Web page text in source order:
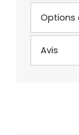
Options
Avis